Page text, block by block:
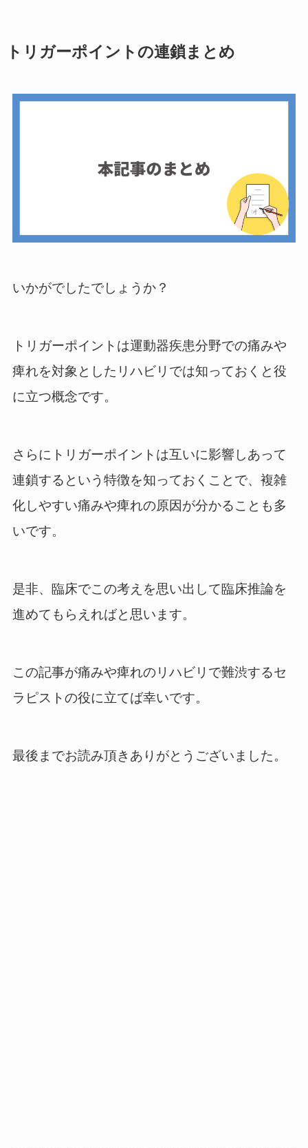
トリガーポイントの連鎖 まとめ
いかがでしたでしょうか？
トリガーポイントは運動器疾患分野での痛みや
痺れを対象としたリハビリでは知っておくと役
に立つ概念です。
さらにトリガーポイントは互いに影響しあって
連鎖するという特徴を知っておくことで、複雑
化しやすい痛みや痺れの原因が分かることも多
いです。
是非、臨床でこの考えを思い出して臨床推論を
進めてもらえればと思います。
この記事が痛みや痺れのリハビリで難渋するセ
ラピストの役に立てば幸いです。
最後までお読み頂きありがとうございました。